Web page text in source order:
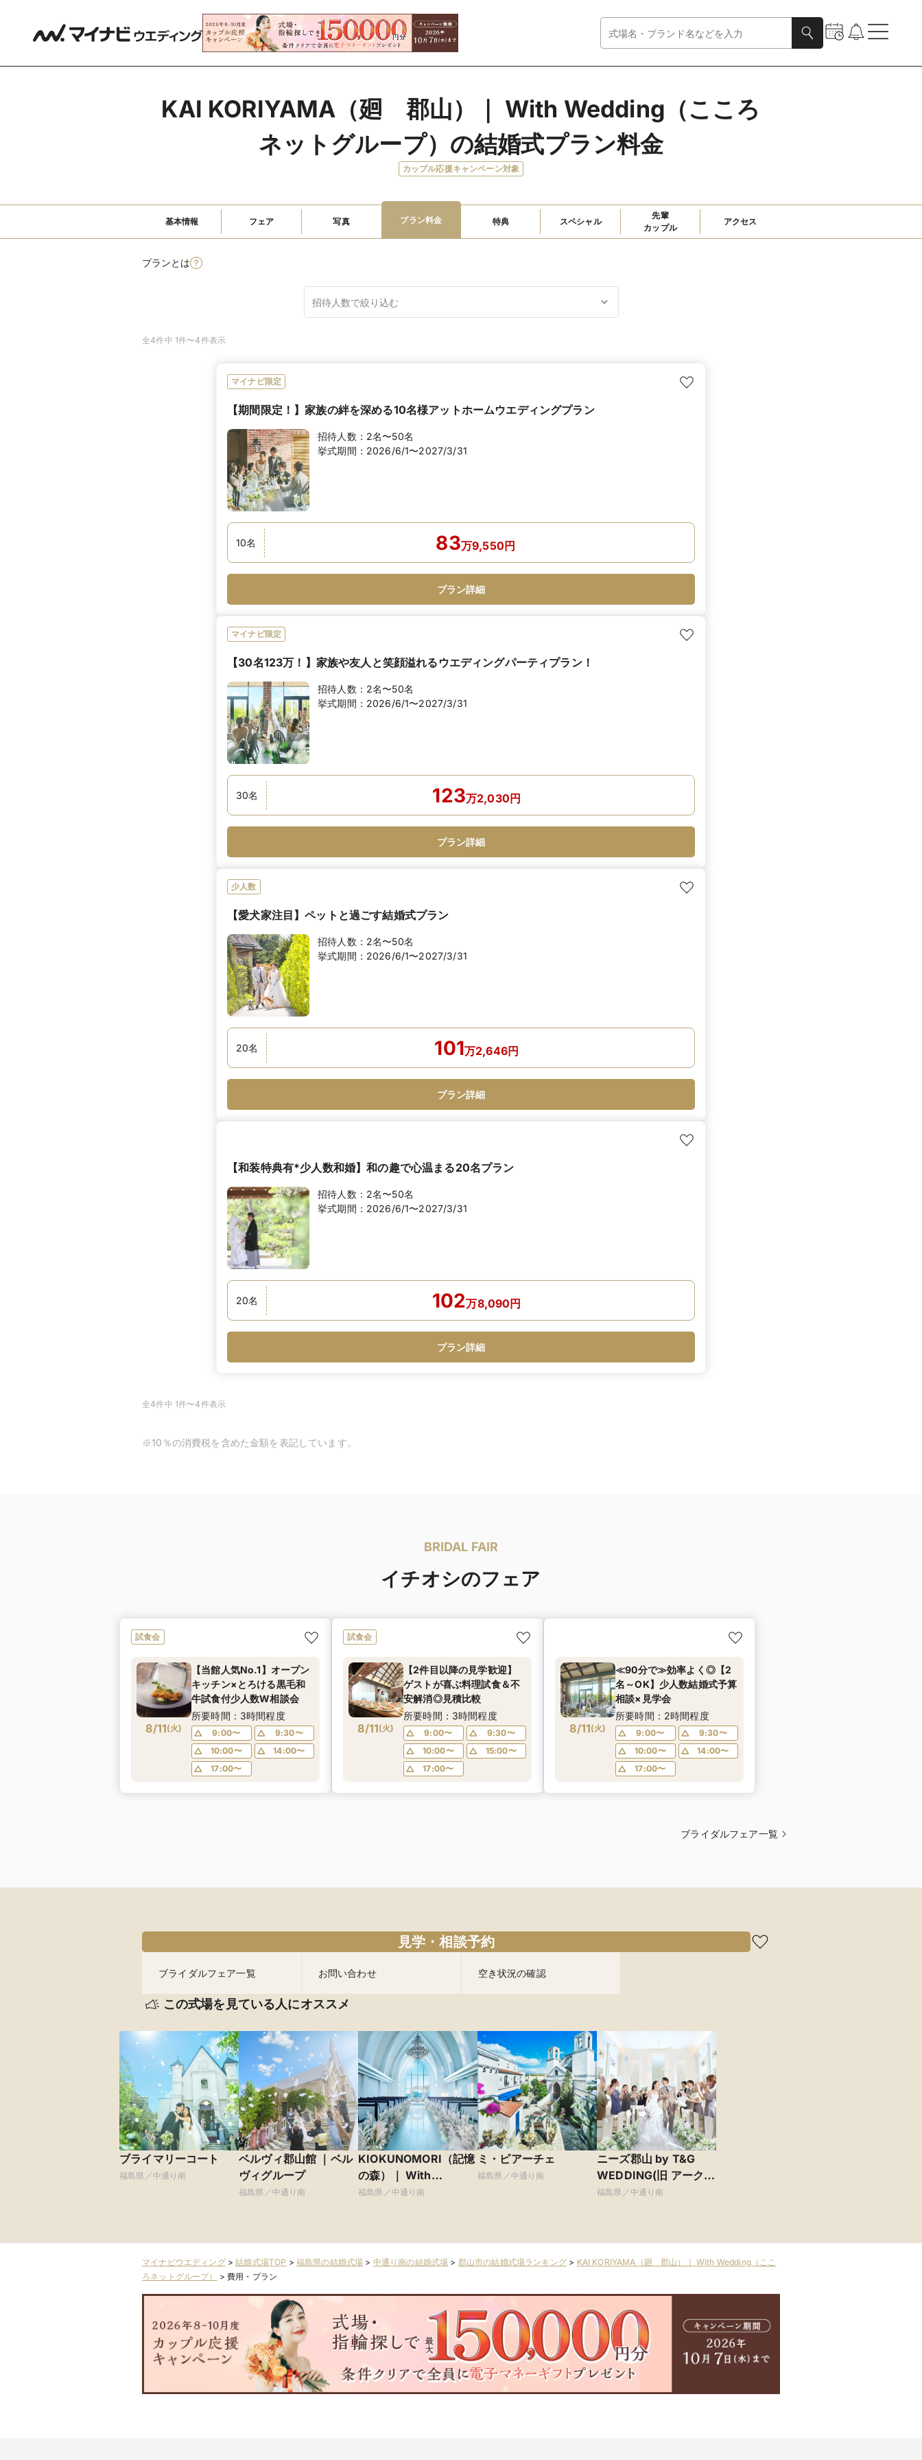
KAI KORIYAMA（廻　郡山）｜ With Wedding（こころ
ネットグループ）の結婚式プラン料金
カップル応援キャンペーン対象
基本情報 フェア 写真 プラン料金 特典 スペシャル
先輩
カップル
アクセス
プランとは
全4件中 1件〜4件表示
マイナビ限定
【期間限定！】家族の絆を深める10名様アットホームウエディングプラン
招待人数： 2名〜50名
挙式期間： 2026/6/1〜2027/3/31
10名 83万9,550円
プラン詳細
マイナビ限定
【30名123万！】家族や友人と笑顔溢れるウエディングパーティプラン！
招待人数： 2名〜50名
挙式期間： 2026/6/1〜2027/3/31
30名 123万2,030円
プラン詳細
少人数
【愛犬家注目】ペットと過ごす結婚式プラン
招待人数： 2名〜50名
挙式期間： 2026/6/1〜2027/3/31
20名 101万2,646円
プラン詳細
【和装特典有*少人数和婚】和の趣で心温まる20名プラン
招待人数： 2名〜50名
挙式期間： 2026/6/1〜2027/3/31
20名 102万8,090円
プラン詳細
全4件中 1件〜4件表示
※10％の消費税を含めた金額を表記しています。
BRIDAL FAIR
イチオシのフェア
試食会
8/11(火)
【当館人気No.1】オープン
キッチン×とろける黒毛和
牛試食付少人数W相談会
所要時間：3時間程度
9:00〜
9:30〜
10:00〜
14:00〜
17:00〜
試食会
8/11(火)
【2件目以降の見学歓迎】
ゲストが喜ぶ料理試食＆不
安解消◎見積比較
所要時間：3時間程度
9:00〜
9:30〜
10:00〜
15:00〜
17:00〜
8/11(火)
≪90分で≫効率よく◎【2
名～OK】少人数結婚式予算
相談×見学会
所要時間：2時間程度
9:00〜
9:30〜
10:00〜
14:00〜
17:00〜
ブライダルフェア一覧
見学・相談予約
ブライダルフェア一覧 お問い合わせ 空き状況の確認
この式場を見ている人にオススメ
ブライマリーコート
福島県／中通り南
ベルヴィ郡山館 ｜ベル
ヴィグループ
福島県／中通り南
KIOKUNOMORI（記憶
の森）｜ With
Wedding（こころネッ
福島県／中通り南
ミ・ピアーチェ
福島県／中通り南
ニーズ郡山 by T&G
WEDDING(旧 アークク
ラブ迎賓館 郡山)
福島県／中通り南
マイナビウエディング>結婚式場TOP > 福島県の結婚式場 > 中通り南の結婚式場 > 郡山市の結婚式場ランキング > KAI KORIYAMA（廻 郡山）｜ With Wedding（ここ
ろネットグループ）
>費用・プラン